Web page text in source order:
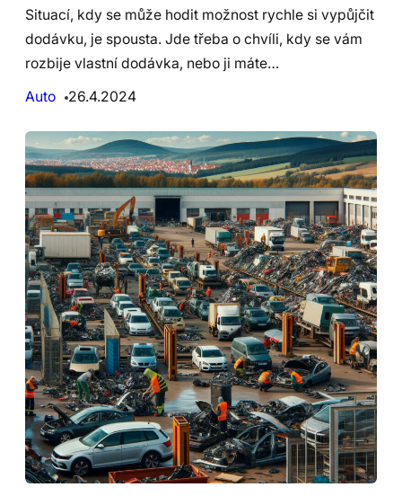
Situací, kdy se může hodit možnost rychle si vypůjčit
dodávku, je spousta. Jde třeba o chvíli, kdy se vám
rozbije vlastní dodávka, nebo ji máte…
Auto
26.4.2024